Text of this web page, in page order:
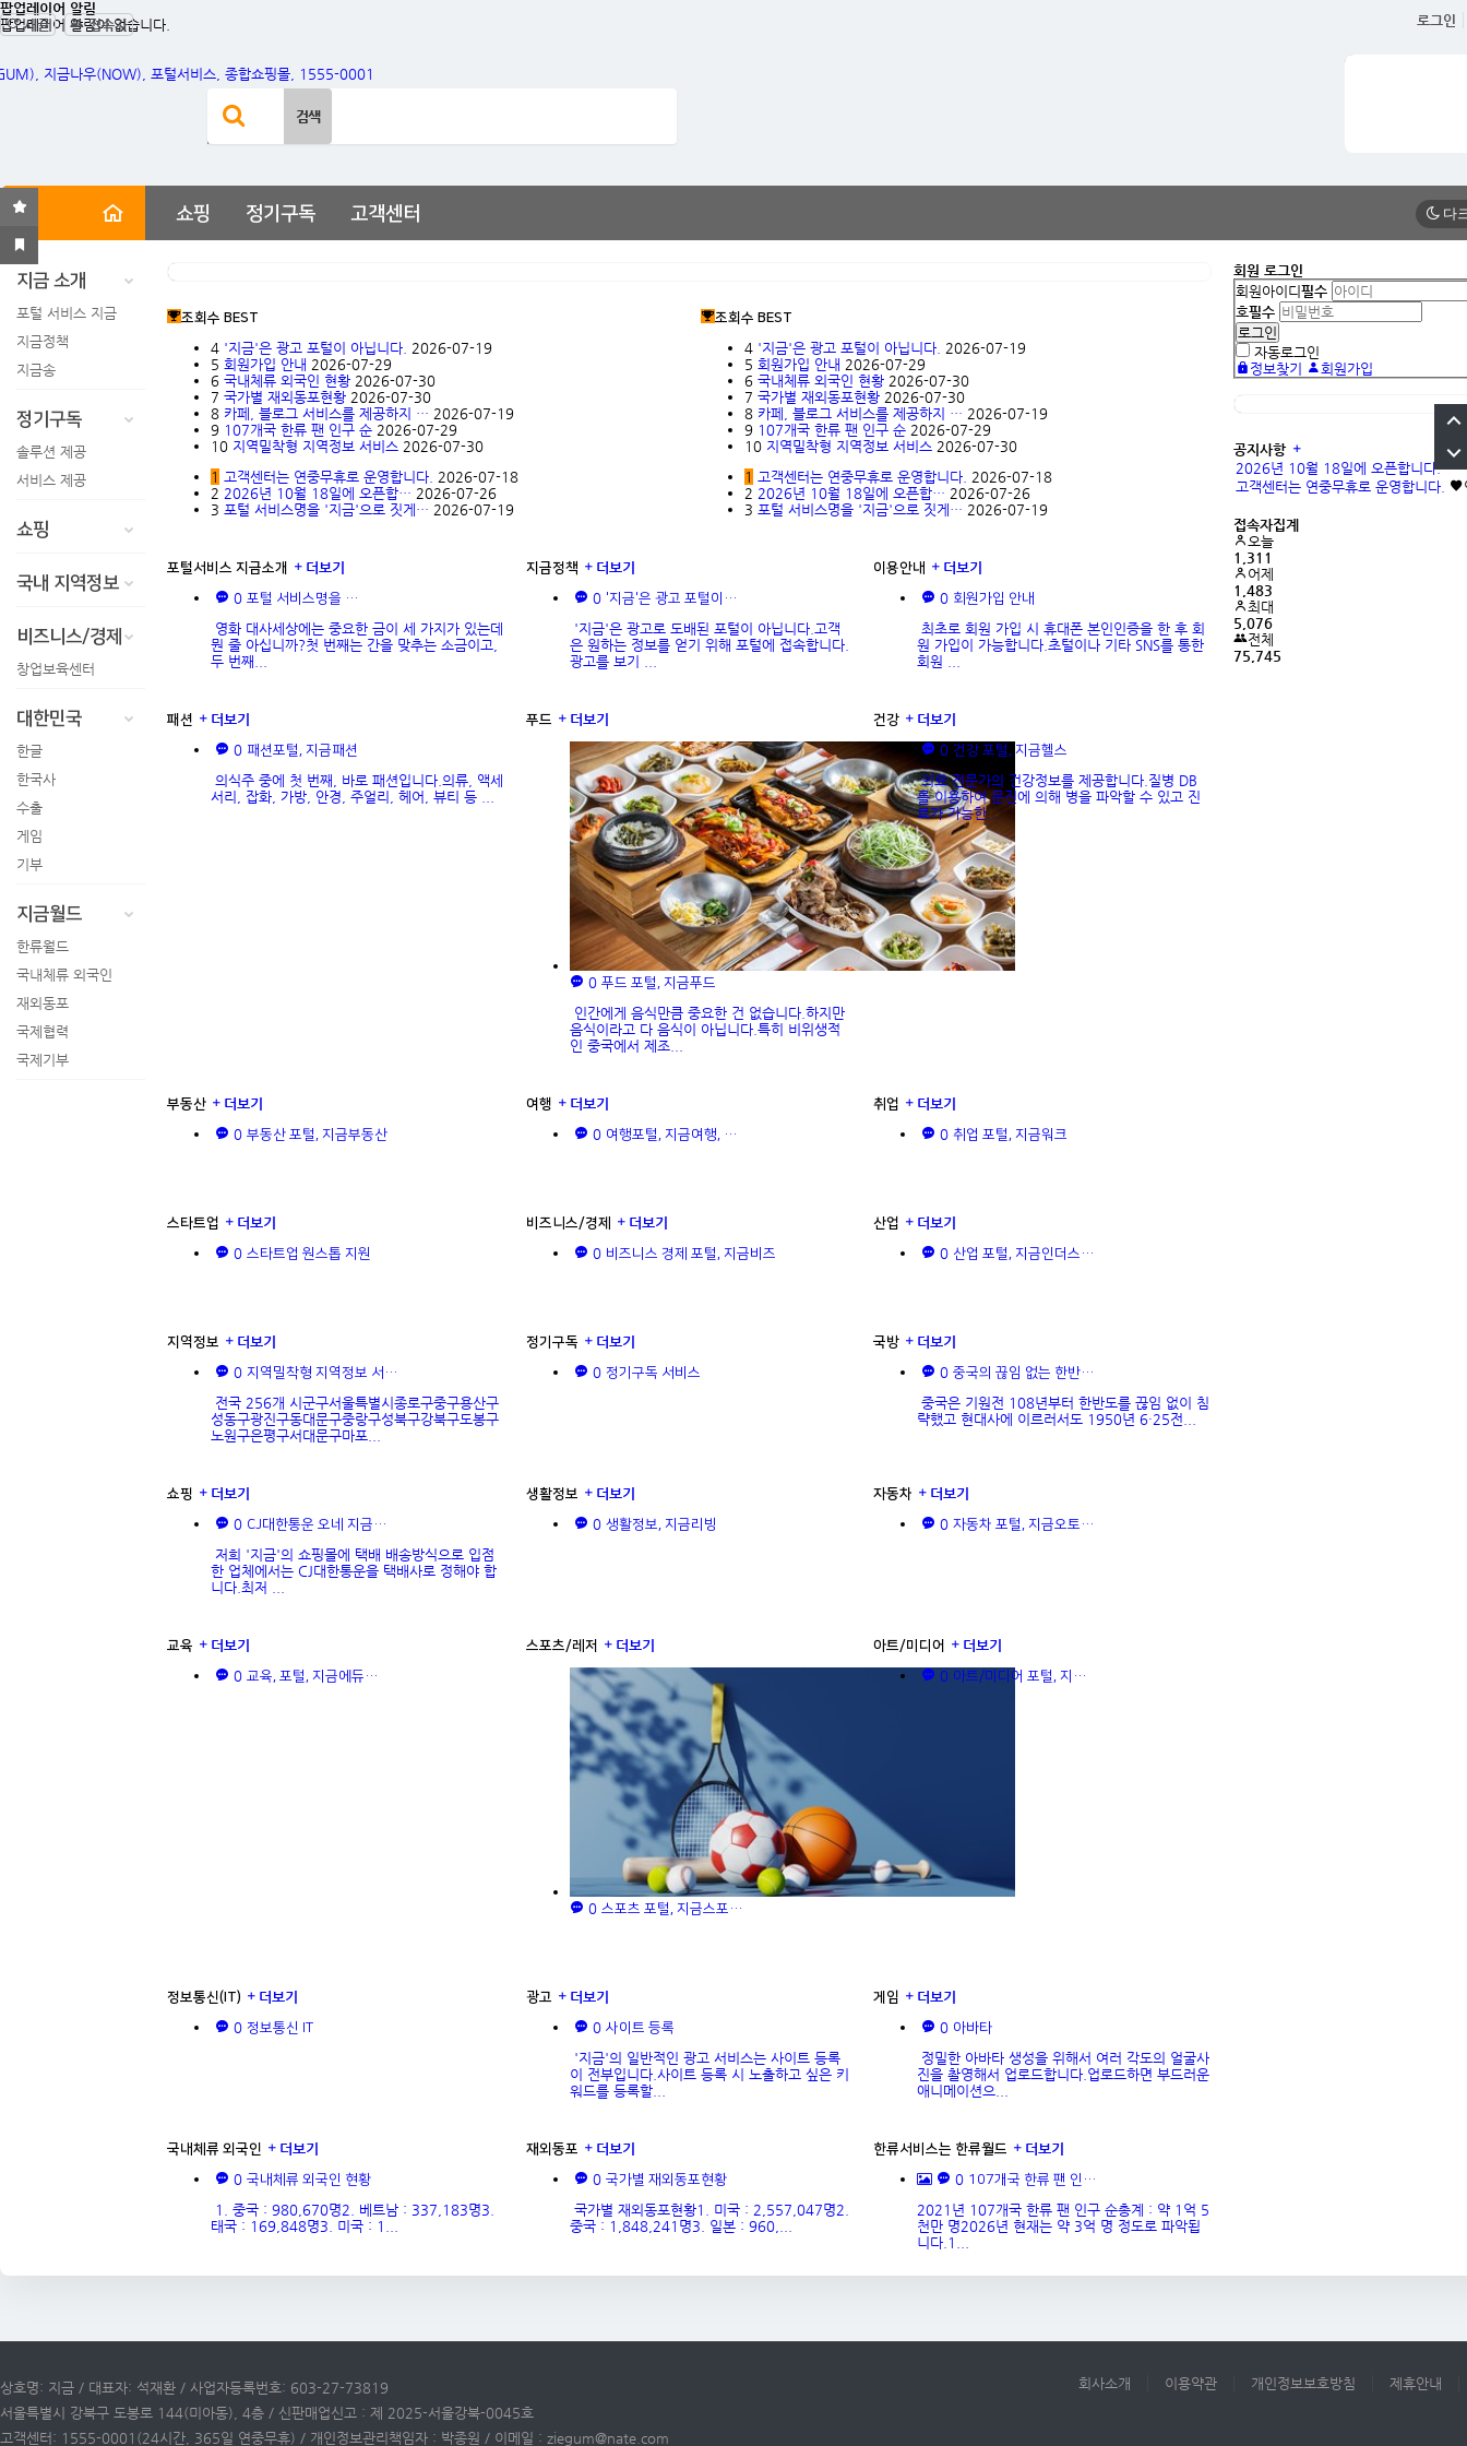
새글 접속자
사이트 내 전체검색
로그인
쇼핑 정기구독 고객센터
팝업레이어 알림
팝업레이어 알림이 없습니다.
지금 소개
포털 서비스 지금
지금정책
지금송
정기구독
솔루션 제공
서비스 제공
쇼핑
국내 지역정보
비즈니스/경제
창업보육센터
대한민국
한글
한국사
수출
게임
기부
지금월드
한류월드
국내체류 외국인
재외동포
국제협력
국제기부
조회수 BEST
4 '지금'은 광고 포털이 아닙니다. 2026-07-19
5 회원가입 안내 2026-07-29
6 국내체류 외국인 현황 2026-07-30
7 국가별 재외동포현황 2026-07-30
8 카페, 블로그 서비스를 제공하지 … 2026-07-19
9 107개국 한류 팬 인구 순 2026-07-29
10 지역밀착형 지역정보 서비스 2026-07-30
1 고객센터는 연중무휴로 운영합니다. 2026-07-18
2 2026년 10월 18일에 오픈합… 2026-07-26
3 포털 서비스명을 '지금'으로 짓게… 2026-07-19
조회수 BEST
4 '지금'은 광고 포털이 아닙니다. 2026-07-19
5 회원가입 안내 2026-07-29
6 국내체류 외국인 현황 2026-07-30
7 국가별 재외동포현황 2026-07-30
8 카페, 블로그 서비스를 제공하지 … 2026-07-19
9 107개국 한류 팬 인구 순 2026-07-29
10 지역밀착형 지역정보 서비스 2026-07-30
1 고객센터는 연중무휴로 운영합니다. 2026-07-18
2 2026년 10월 18일에 오픈합… 2026-07-26
3 포털 서비스명을 '지금'으로 짓게… 2026-07-19
포털서비스 지금소개
더보기
0 포털 서비스명을 …
영화 대사세상에는 중요한 금이 세 가지가 있는데
뭔 줄 아십니까?첫 번째는 간을 맞추는 소금이고,
두 번째...
지금정책
더보기
0 '지금'은 광고 포털이…
'지금'은 광고로 도배된 포털이 아닙니다.고객
은 원하는 정보를 얻기 위해 포털에 접속합니다.
광고를 보기 ...
이용안내
더보기
0 회원가입 안내
최초로 회원 가입 시 휴대폰 본인인증을 한 후 회
원 가입이 가능합니다.초털이나 기타 SNS를 통한
회원 ...
패션
더보기
0 패션포털, 지금패션
의식주 중에 첫 번째, 바로 패션입니다.의류, 액세
서리, 잡화, 가방, 안경, 주얼리, 헤어, 뷰티 등 ...
푸드 더보기
0 푸드 포털, 지금푸드
인간에게 음식만큼 중요한 건 없습니다.하지만
음식이라고 다 음식이 아닙니다.특히 비위생적
인 중국에서 제조...
건강
더보기
0 건강 포털, 지금헬스
의료 전문가의 건강정보를 제공합니다.질병 DB
를 이용하여 문진에 의해 병을 파악할 수 있고 진
료가 가능한...
부동산
더보기
0 부동산 포털, 지금부동산
여행
더보기
0 여행포털, 지금여행, …
취업
더보기
0 취업 포털, 지금워크
스타트업
더보기
0 스타트업 원스톱 지원
비즈니스/경제
더보기
0 비즈니스 경제 포털, 지금비즈
산업
더보기
0 산업 포털, 지금인더스…
지역정보
더보기
0 지역밀착형 지역정보 서…
전국 256개 시군구서울특별시종로구중구용산구
성동구광진구동대문구중랑구성북구강북구도봉구
노원구은평구서대문구마포...
정기구독
더보기
0 정기구독 서비스
국방
더보기
0 중국의 끊임 없는 한반…
중국은 기원전 108년부터 한반도를 끊임 없이 침
략했고 현대사에 이르러서도 1950년 6·25전...
쇼핑
더보기
0 CJ대한통운 오네 지금…
저희 '지금'의 쇼핑몰에 택배 배송방식으로 입점
한 업체에서는 CJ대한통운을 택배사로 정해야 합
니다.최저 ...
생활정보
더보기
0 생활정보, 지금리빙
자동차
더보기
0 자동차 포털, 지금오토…
교육
더보기
0 교육, 포털, 지금에듀…
스포츠/레저 더보기
0 스포츠 포털, 지금스포…
아트/미디어
더보기
0 아트/미디어 포털, 지…
정보통신(IT)
더보기
0 정보통신 IT
광고
더보기
0 사이트 등록
'지금'의 일반적인 광고 서비스는 사이트 등록
이 전부입니다.사이트 등록 시 노출하고 싶은 키
워드를 등록할...
게임
더보기
0 아바타
정밀한 아바타 생성을 위해서 여러 각도의 얼굴사
진을 촬영해서 업로드합니다.업로드하면 부드러운
애니메이션으...
국내체류 외국인
더보기
0 국내체류 외국인 현황
1. 중국 : 980,670명2. 베트남 : 337,183명3.
태국 : 169,848명3. 미국 : 1...
재외동포
더보기
0 국가별 재외동포현황
국가별 재외동포현황1. 미국 : 2,557,047명2.
중국 : 1,848,241명3. 일본 : 960,...
한류서비스는 한류월드
더보기
0 107개국 한류 팬 인…
2021년 107개국 한류 팬 인구 순총계 : 약 1억 5
천만 명2026년 현재는 약 3억 명 정도로 파악됩
니다.1...
회원 로그인
회원아이디 필수
호필수
자동로그인
정보찾기
회원가입
공지사항
2026년 10월 18일에 오픈합니다.
고객센터는 연중무휴로 운영합니다.
접속자집계
오늘
1,311
어제
1,483
최대
5,076
전체
75,745
상호명: 지금 / 대표자: 석재환 / 사업자등록번호: 603-27-73819
서울특별시 강북구 도봉로 144(미아동), 4층 / 신판매업신고 : 제 2025-서울강북-0045호
고객센터: 1555-0001(24시간, 365일 연중무휴) / 개인정보관리책임자 : 박종원 / 이메일 : ziegum@nate.com
회사소개 이용약관 개인정보보호방침 제휴안내